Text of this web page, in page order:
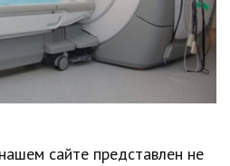
сайте представлен не